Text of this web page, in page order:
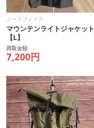
ノースフェイス
マウンテンライトジャケット
【L】
買取金額
7,200円